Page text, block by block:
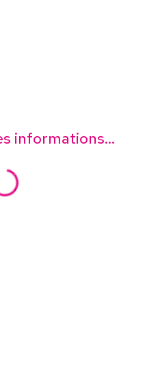
informations...